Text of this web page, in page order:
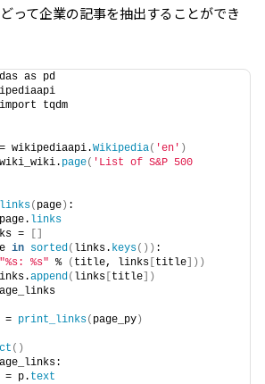
って企業の記事を抽出することができ
as pd
tqdm
wikipediaapi.Wikipedia( 'en' )
wiki_wiki. page( 'List of S&P 500
( page) :
links
=
[]
in sorted ( links. keys()) :
"%s: %s" % ( title, links [title]))
append ( links [title])
= print_links( page_py)
()
= p. text